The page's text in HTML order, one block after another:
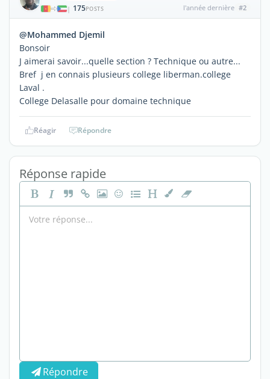
| 175POSTS l'année dernière #2
@Mohammed Djemil
Bonsoir
J aimerai savoir...quelle section ? Technique ou autre...
Bref j en connais plusieurs college liberman.college
Laval .
College Delasalle pour domaine technique
Réagir Répondre
Réponse rapide
Répondre